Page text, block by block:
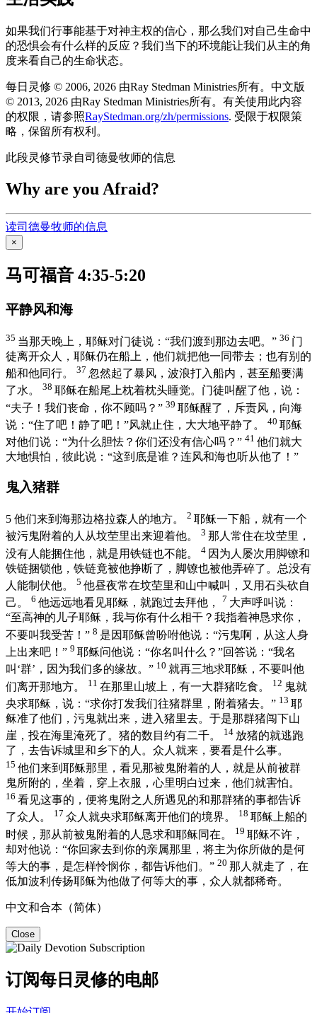
如果我们行事能基于对神主权的信心，那么我们对自己生命中
的恐惧会有什么样的反应？我们当下的环境能让我们从主的角
度来看自己的生命状态。
每日灵修 © 2006, 2026 由Ray Stedman Ministries所有。中文版
© 2013, 2026 由Ray Stedman Ministries所有。有关使用此内容
的权限，请参照RayStedman.org/zh/permissions. 受限于权限策
略，保留所有权利。
此段灵修节录自司德曼牧师的信息
Why are you Afraid?
读司德曼牧师的信息
×
马可福音 4:35-5:20
平静风和海
35 当那天晚上，耶稣对门徒说： “我们渡到那边去吧。” 36 门
徒离开众人，耶稣仍在船上，他们就把他一同带去；也有别的
船和他同行。
37 忽然起了暴风，波浪打入船内，甚至船要满
了水。
38 耶稣在船尾上枕着枕头睡觉。门徒叫醒了他，说：
“夫子！我们丧命，你不顾吗？” 39 耶稣醒了，斥责风，向海
说： “住了吧！静了吧！”风就止住，大大地平静了。 40 耶稣
对他们说： “为什么胆怯？你们还没有信心吗？” 41 他们就大
大地惧怕，彼此说：“这到底是谁？连风和海也听从他了！”
鬼入猪群
5 他们来到海那边格拉森 人的地方。 2 耶稣一下船，就有一个
被污鬼附着的人从坟茔里出来迎着他。
3 那人常住在坟茔里，
没有人能捆住他，就是用铁链也不能。
4 因为人屡次用脚镣和
铁链捆锁他，铁链竟被他挣断了，脚镣也被他弄碎了。总没有
人能制伏他。
5 他昼夜常在坟茔里和山中喊叫，又用石头砍自
己。
6 他远远地看见耶稣，就跑过去拜他， 7 大声呼叫说：
“至高神的儿子耶稣，我与你有什么相干？我指着神恳求你，
不要叫我受苦！” 8 是因耶稣曾吩咐他说： “污鬼啊，从这人身
上出来吧！” 9 耶稣问他说： “你名叫什么？”回答说：“我名
叫‘群’，因为我们多的缘故。” 10 就再三地求耶稣，不要叫他
们离开那地方。
11 在那里山坡上，有一大群猪吃食。 12 鬼就
央求耶稣，说：“求你打发我们往猪群里，附着猪去。” 13 耶
稣准了他们，污鬼就出来，进入猪里去。于是那群猪闯下山
崖，投在海里淹死了。猪的数目约有二千。
14 放猪的就逃跑
了，去告诉城里和乡下的人。众人就来，要看是什么事。
15 他们来到耶稣那里，看见那被鬼附着的人，就是从前被群
鬼所附的，坐着，穿上衣服，心里明白过来，他们就害怕。
16 看见这事的，便将鬼附之人所遇见的和那群猪的事都告诉
了众人。
17 众人就央求耶稣离开他们的境界。 18 耶稣上船的
时候，那从前被鬼附着的人恳求和耶稣同在。
19 耶稣不许，
却对他说： “你回家去到你的亲属那里，将主为你所做的是何
等大的事，是怎样怜悯你，都告诉他们。” 20 那人就走了，在
低加波利 传扬耶稣为他做了何等大的事，众人就都稀奇。
中文和合本（简体）
Close
订阅每日灵修的电邮